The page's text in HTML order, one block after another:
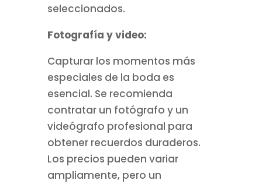
seleccionados.
Fotografía y video:
Capturar los momentos más
especiales de la boda es
esencial. Se recomienda
contratar un fotógrafo y un
videógrafo profesional para
obtener recuerdos duraderos.
Los precios pueden variar
ampliamente, pero un